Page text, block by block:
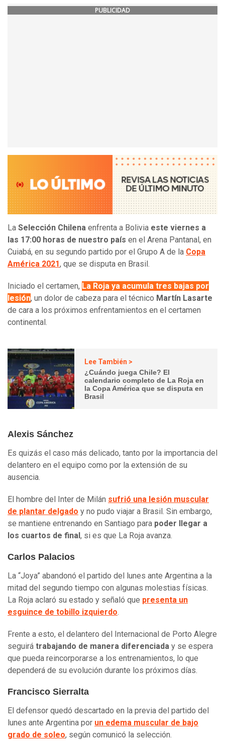
PUBLICIDAD
La Selección Chilena enfrenta a Bolivia este viernes a
las 17:00 horas de nuestro país en el Arena Pantanal, en
Cuiabá, en su segundo partido por el Grupo A de la Copa
América 2021, que se disputa en Brasil.
Iniciado el certamen, La Roja ya acumula tres bajas por
lesión, un dolor de cabeza para el técnico Martín Lasarte
de cara a los próximos enfrentamientos en el certamen
continental.
Lee También >
¿Cuándo juega Chile? El
calendario completo de La Roja en
la Copa América que se disputa en
Brasil
Alexis Sánchez
Es quizás el caso más delicado, tanto por la importancia del
delantero en el equipo como por la extensión de su
ausencia.
El hombre del Inter de Milán sufrió una lesión muscular
de plantar delgado y no pudo viajar a Brasil. Sin embargo,
se mantiene entrenando en Santiago para poder llegar a
los cuartos de final , si es que La Roja avanza.
Carlos Palacios
La “Joya” abandonó el partido del lunes ante Argentina a la
mitad del segundo tiempo con algunas molestias físicas.
La Roja aclaró su estado y señaló que presenta un
esguince de tobillo izquierdo.
Frente a esto, el delantero del Internacional de Porto Alegre
seguirá trabajando de manera diferenciada y se espera
que pueda reincorporarse a los entrenamientos, lo que
dependerá de su evolución durante los próximos días.
Francisco Sierralta
El defensor quedó descartado en la previa del partido del
lunes ante Argentina por un edema muscular de bajo
grado de soleo, según comunicó la selección.